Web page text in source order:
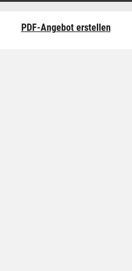
PDF-Angebot erstellen